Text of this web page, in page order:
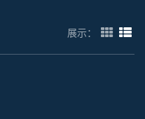
展示：